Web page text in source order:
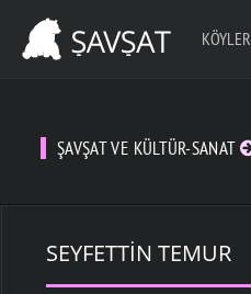
KÖYLER
ŞAVŞAT VE KÜLTÜR-SANAT
SEYFETTIN TEMUR